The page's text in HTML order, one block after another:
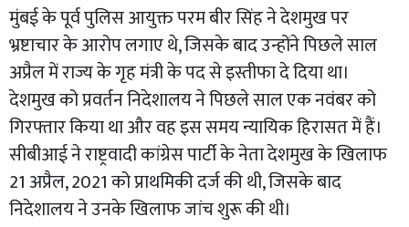
मुंबई के पूर्व पुलिस आयुक्त परम बीर सिंह ने देशमुख पर
भ्रष्टाचार के आरोप लगाए थे, जिसके बाद उन्होंने पिछले साल
अप्रैल में राज्य के गृह मंत्री के पद से इस्तीफा दे दिया था।
देशमुख को प्रवर्तन निदेशालय ने पिछले साल एक नवंबर को
गिरफ्तार किया था और वह इस समय न्यायिक हिरासत में हैं।
सीबीआई ने राष्ट्रवादी कांग्रेस पार्टी के नेता देशमुख के खिलाफ
21 अप्रैल, 2021 को प्राथमिकी दर्ज की थी, जिसके बाद
निदेशालय ने उनके खिलाफ जांच शुरू की थी।